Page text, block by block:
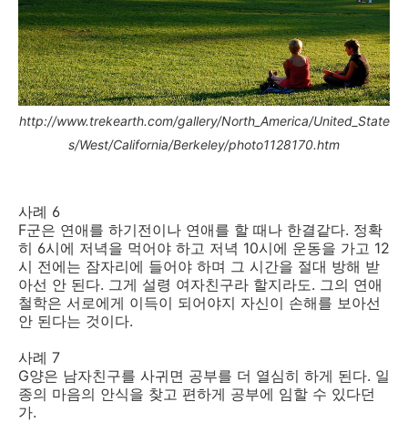
http://www.trekearth.com/gallery/North_America/United_State
s/West/California/Berkeley/photo1128170.htm
사례 6
F군은 연애를 하기전이나 연애를 할 때나 한결같다. 정확
히 6시에 저녁을 먹어야 하고 저녁 10시에 운동을 가고 12
시 전에는 잠자리에 들어야 하며 그 시간을 절대 방해 받
아선 안 된다. 그게 설령 여자친구라 할지라도. 그의 연애
철학은 서로에게 이득이 되어야지 자신이 손해를 보아선
안 된다는 것이다.
사례 7
G양은 남자친구를 사귀면 공부를 더 열심히 하게 된다. 일
종의 마음의 안식을 찾고 편하게 공부에 임할 수 있다던
가.